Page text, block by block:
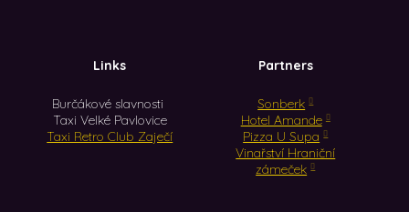
Links
Burčákové slavnosti
Taxi Velké Pavlovice
Taxi Retro Club Zaječí
Partners
Sonberk
Hotel Amande
Pizza U Supa
Vinařství Hraniční
zámeček